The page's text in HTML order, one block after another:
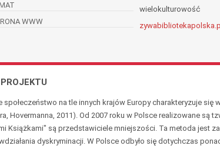
wielokulturowość
WWW
zywabibliotekapolska.pl
społeczeństwo na tle innych krajów Europy charakteryzuje
Hovermanna, 2011). Od 2007 roku w Polsce realizowane są
Książkami" są przedstawiciele mniejszości. Ta metoda jest
dyskryminacji. W Polsce odbyło się dotychczas